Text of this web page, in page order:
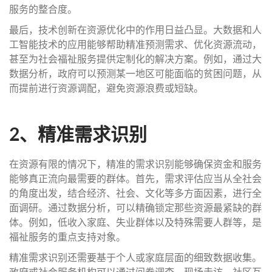
服务的整合度。
最后，技术创新在资源优化中的作用日益凸显。大数据和人
工智能技术的应用能够帮助精准预测需求、优化资源流动，
甚至为社会福祉服务提供定制化的解决方案。例如，通过大
数据分析，政府可以预测某一地区可能面临的贫困问题，从
而提前进行资源调配，避免资源浪费或短缺。
2、精准需求识别
在资源有限的情况下，精准的需求识别能够确保资金和服务
能够真正流向最需要的群体。首先，需求评估应当从全社会
的角度出发，结合经济、社会、文化等多方面因素，进行全
面调研。通过数据分析，可以精确锁定那些资源最紧缺的群
体。例如，低收入家庭、失业群体以及特殊需要人群等，是
福祉服务的重点支持对象。
精准需求识别还需要基于个人或家庭层面的细致数据收集。